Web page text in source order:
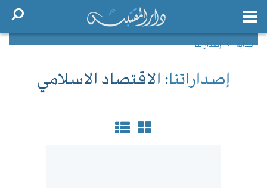
البداية إصداراتنا
إصداراتنا: الاقتصاد الاسلامي